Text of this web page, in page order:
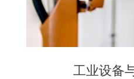
工业设备